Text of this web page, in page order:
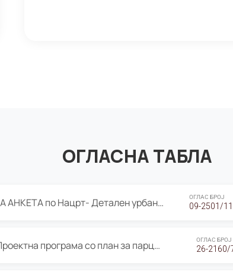
ОГЛАСНА ТАБЛА
ЈАВНА ПРЕЗЕНТАЦИЈА И ЈАВНА АНКЕТА по Нацрт- Детален урбанистички план Градска четврт Ј 05- Барутана, Општина Центар- Скопје, плански период 2025-2030 ОГЛАС БРОЈ
09-2501/11
ОГЛАС за Јавно излагање на Проектна програма со план за парцелација за Урбанистички проект со план за парцелација за спојување на ГП 20.12 и ГП 20.37 од Изменување и дополнување на Детален урбанистички план Буњаковец 2, Општина Центар – Скопје ОГЛАС БРОЈ
26-2160/